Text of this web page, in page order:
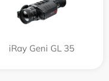
iRay Geni GL 35